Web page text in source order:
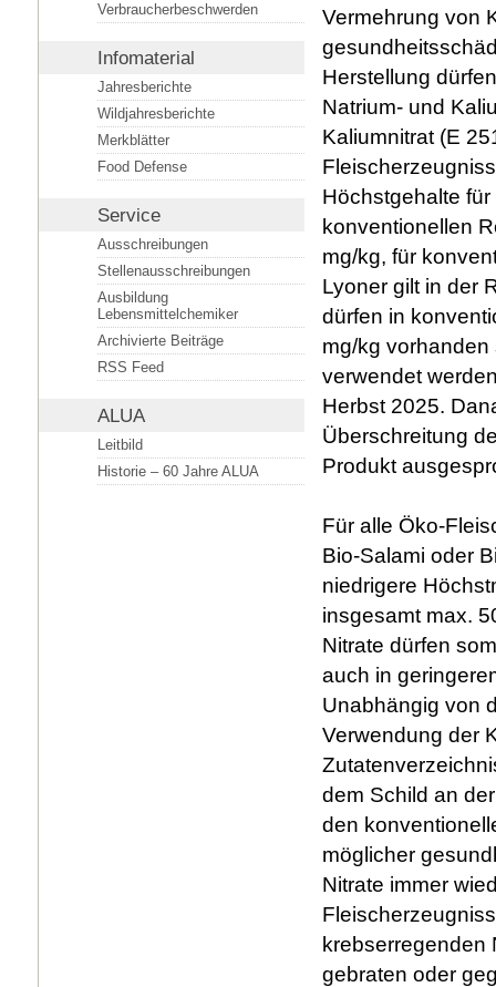
Verbraucherbeschwerden
Infomaterial
Jahresberichte
Wildjahresberichte
Merkblätter
Food Defense
Service
Ausschreibungen
Stellenausschreibungen
Ausbildung
Lebensmittelchemiker
Archivierte Beiträge
RSS Feed
ALUA
Leitbild
Historie – 60 Jahre ALUA
Vermehrung von
Herstellung
Natrium- und
Kaliumnitrat (E
Höchstgehalte
konventionellen
mg/kg, für
Lyoner gilt in der
dürfen in
mg/kg vorhanden
verwendet
Herbst 2025.
Überschreitung
Produkt
Für alle Öko-
Bio-Salami oder
niedrigere
insgesamt max.
Nitrate dürfen
auch in
Unabhängig von
Verwendung der
dem Schild an
den
möglicher
Nitrate immer
krebserregenden
gebraten oder